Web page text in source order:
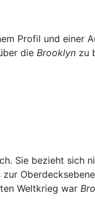
Profil und einer
die Brooklyn zu
Sie bezieht sich
Weltkrieg war